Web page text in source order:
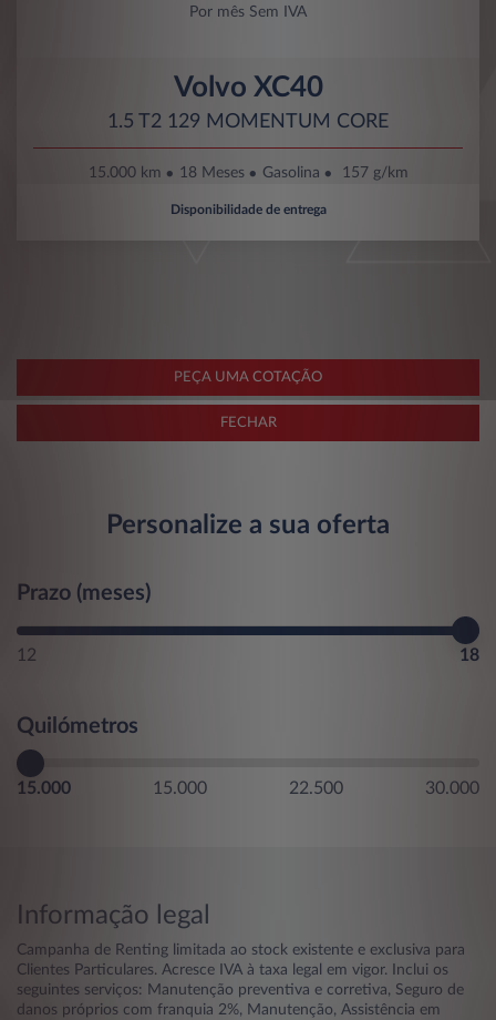
Por mês Sem IVA
Volvo XC40
1.5 T2 129 MOMENTUM CORE
15.000 km 18 Meses Gasolina 157 g/km
Disponibilidade de entrega
PEÇA UMA COTAÇÃO
FECHAR
Personalize a sua oferta
Prazo (meses)
12 18
Quilómetros
15.000 15.000 22.500 30.000
Informação legal
Campanha de Renting limitada ao stock existente e exclusiva para
Clientes Particulares. Acresce IVA à taxa legal em vigor. Inclui os
seguintes serviços: Manutenção preventiva e corretiva, Seguro de
danos próprios com franquia 2%, Manutenção, Assistência em